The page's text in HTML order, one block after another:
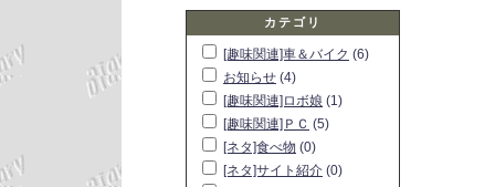
カテゴリ
[趣味関連]車＆バイク (6)
お知らせ (4)
[趣味関連]ロボ娘 (1)
[趣味関連]ＰＣ (5)
[ネタ]食べ物 (0)
[ネタ]サイト紹介 (0)